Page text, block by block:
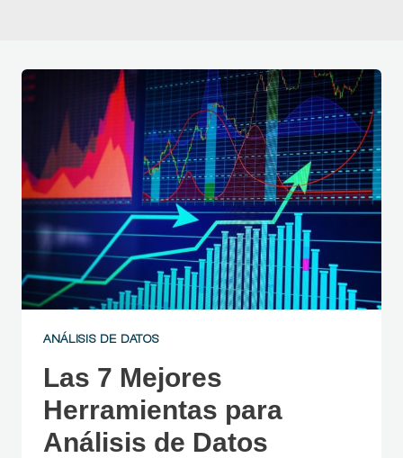
ANÁLISIS DE DATOS
Las 7 Mejores
Herramientas para
Análisis de Datos